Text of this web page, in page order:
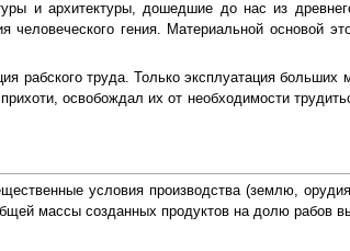
и архитектуры, дошедшие до нас из
гения. Материальной основой
рабского труда. Только эксплуатация больших
освобождал их от необходимости
условия производства (землю,
массы созданных продуктов на долю рабов